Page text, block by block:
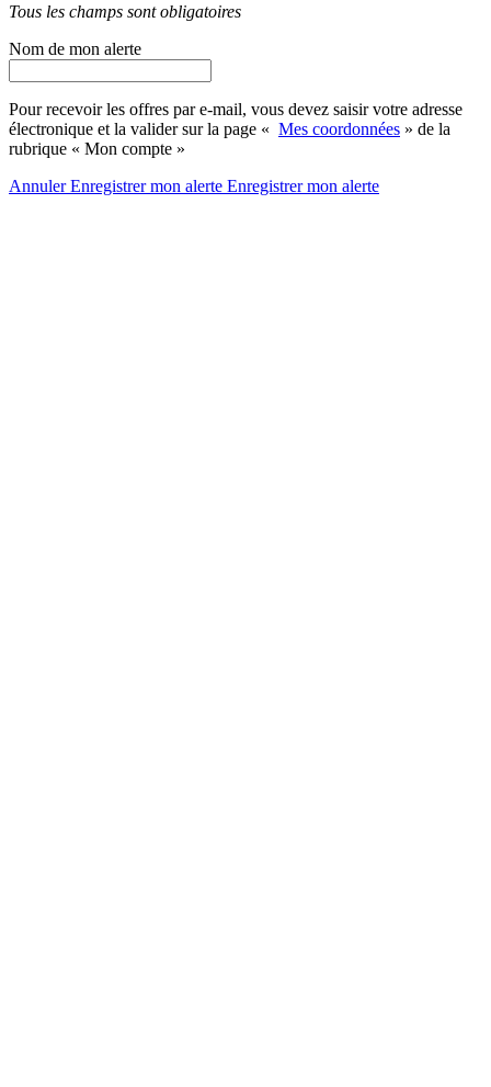
Tous les champs sont obligatoires
Nom de mon alerte
Pour recevoir les offres par e-mail, vous devez saisir votre adresse
électronique et la valider sur la page « Mes coordonnées » de la
rubrique « Mon compte »
AnnulerEnregistrer mon alerte Enregistrermon alerte